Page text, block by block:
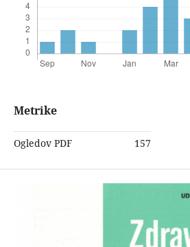
Metrike
Ogledov PDF 157